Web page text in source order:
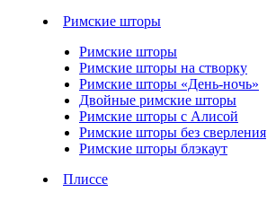
Римские шторы
Римские шторы
Римские шторы на створку
Римские шторы «День-ночь»
Двойные римские шторы
Римские шторы с Алисой
Римские шторы без сверления
Римские шторы блэкаут
Плиссе